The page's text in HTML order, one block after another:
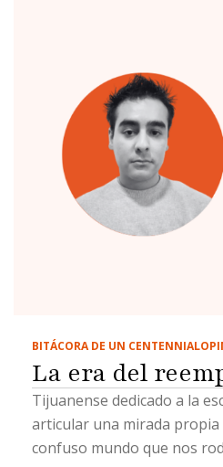
BITÁCORA DE UN CENTENNIAL
La era del
Tijuanense dedicado a la
articular una mirada propia
confuso mundo que nos